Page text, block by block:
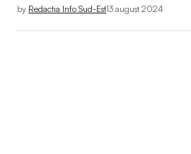
by Redactia Info Sud-Est13 august 2024